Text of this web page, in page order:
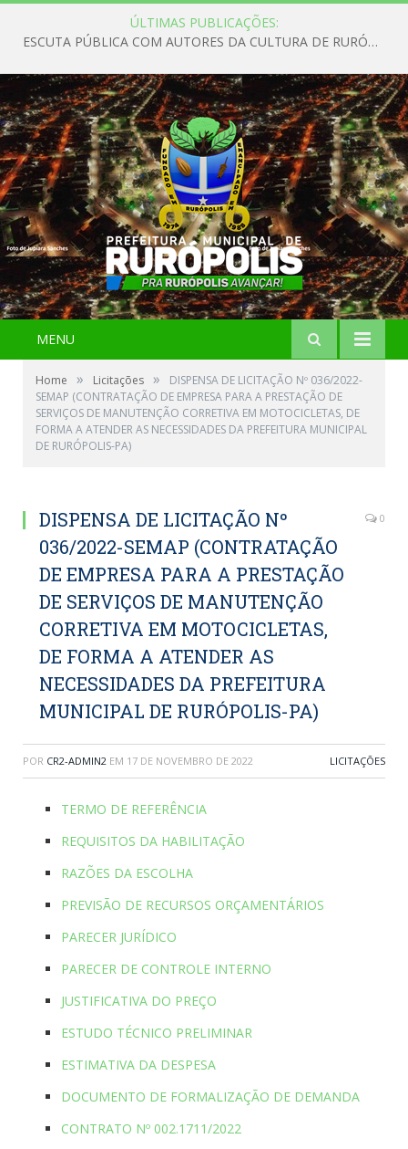
ÚLTIMAS PUBLICAÇÕES:
ESCUTA PÚBLICA COM AUTORES DA CULTURA DE RURÓPOLIS
MENU
Home » Licitações »
DISPENSA DE LICITAÇÃO Nº 036/2022-
SEMAP (CONTRATAÇÃO DE EMPRESA PARA A PRESTAÇÃO DE
SERVIÇOS DE MANUTENÇÃO CORRETIVA EM MOTOCICLETAS, DE
FORMA A ATENDER AS NECESSIDADES DA PREFEITURA MUNICIPAL
DE RURÓPOLIS-PA)
DISPENSA DE LICITAÇÃO Nº
036/2022-SEMAP (CONTRATAÇÃO
DE EMPRESA PARA A PRESTAÇÃO
DE SERVIÇOS DE MANUTENÇÃO
CORRETIVA EM MOTOCICLETAS,
DE FORMA A ATENDER AS
NECESSIDADES DA PREFEITURA
MUNICIPAL DE RURÓPOLIS-PA)
0
POR CR2-ADMIN2 EM 17 DE NOVEMBRO DE 2022 LICITAÇÕES
TERMO DE REFERÊNCIA
REQUISITOS DA HABILITAÇÃO
RAZÕES DA ESCOLHA
PREVISÃO DE RECURSOS ORÇAMENTÁRIOS
PARECER JURÍDICO
PARECER DE CONTROLE INTERNO
JUSTIFICATIVA DO PREÇO
ESTUDO TÉCNICO PRELIMINAR
ESTIMATIVA DA DESPESA
DOCUMENTO DE FORMALIZAÇÃO DE DEMANDA
CONTRATO Nº 002.1711/2022